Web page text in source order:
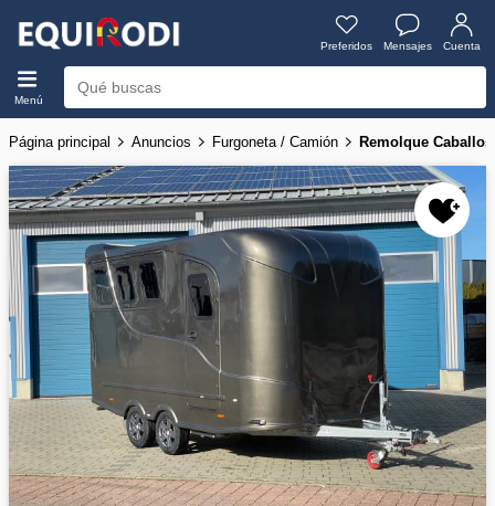
Preferidos Mensajes Cuenta
Menú
Página principal Anuncios Furgoneta / Camión Remolque